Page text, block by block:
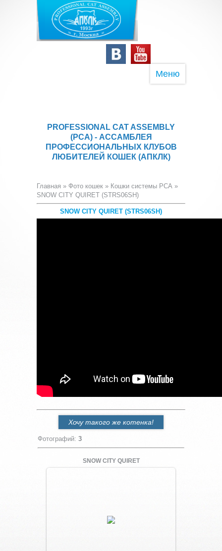
Меню
PROFESSIONAL CAT ASSEMBLY
(PCA) - АССАМБЛЕЯ
ПРОФЕССИОНАЛЬНЫХ КЛУБОВ
ЛЮБИТЕЛЕЙ КОШЕК (АПКЛК)
Главная » Фото кошек » Кошки системы PCA »
SNOW CITY QUIRET (STRS06SH)
SNOW CITY QUIRET (STRS06SH)
Хочу такого же котенка!
Фотографий: 3
SNOW CITY QUIRET
Увеличить